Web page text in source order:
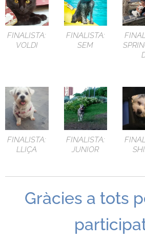
FINALISTA:
VOLDI
FINALISTA:
SEM
FINALISTA:
LLIÇA
FINALISTA:
JUNIOR
Gràcies a tots